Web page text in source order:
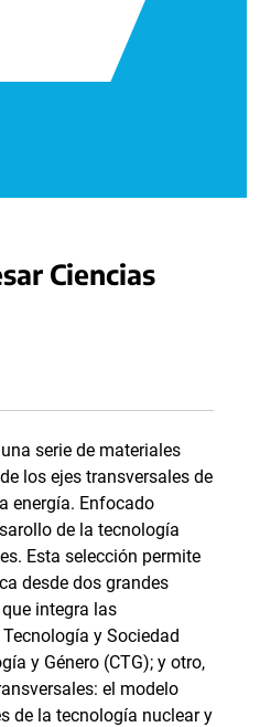
Ciencias
serie de materiales
los ejes transversales de
energía. Enfocado
de la tecnología
Esta selección permite
desde dos grandes
integra las
y Sociedad
y Género (CTG); y otro,
el modelo
de la tecnología nuclear y